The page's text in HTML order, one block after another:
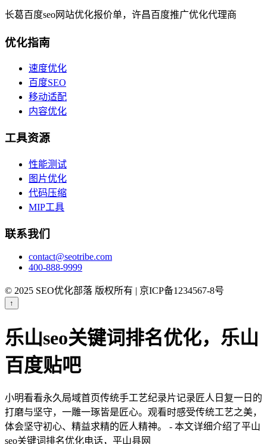
长葛百度seo网站优化报价单，许昌百度推广优化代理商
优化指南
速度优化
百度SEO
移动适配
内容优化
工具资源
性能测试
图片优化
代码压缩
MIP工具
联系我们
contact@seotribe.com
400-888-9999
© 2025 SEO优化部落 版权所有 | 京ICP备1234567-8号
↑
乐山seo关键词排名优化，乐山
百度贴吧
小明看看永久局域首页传统手工艺纪录片记录匠人日复一日的
打磨与坚守，一雕一琢皆是匠心。观看时感受传统工艺之美，
体会坚守初心、精益求精的匠人精神。 - 本文详细介绍了平山
seo关键词排名优化电话，平山县网